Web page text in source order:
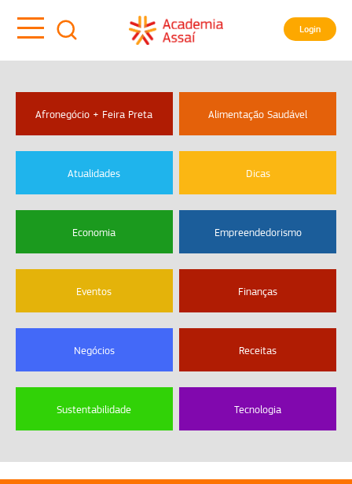
Login
Afronegócio + Feira Preta Alimentação Saudável
Atualidades Dicas
Economia Empreendedorismo
Eventos Finanças
Negócios Receitas
Sustentabilidade Tecnologia